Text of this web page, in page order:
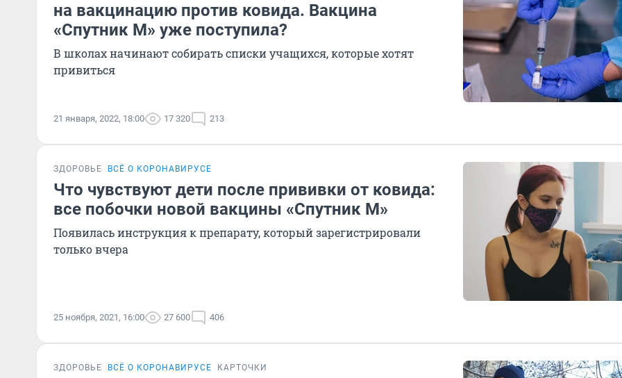
на вакцинацию против ковида. Вакцина
«Спутник М» уже поступила?
В школах начинают собирать списки учащихся, которые хотят
привиться
21 января, 2022, 18:00 17 320 213
ЗДОРОВЬЕ ВСЁ О КОРОНАВИРУСЕ
Что чувствуют дети после прививки от ковида:
все побочки новой вакцины «Спутник М»
Появилась инструкция к препарату, который зарегистрировали
только вчера
25 ноября, 2021, 16:00 27 600 406
ЗДОРОВЬЕ ВСЁ О КОРОНАВИРУСЕ КАРТОЧКИ